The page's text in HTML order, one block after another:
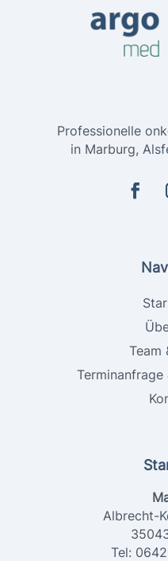
Professionelle
in Marburg,
Team
Terminanfrage
Albrecht-
Tel: